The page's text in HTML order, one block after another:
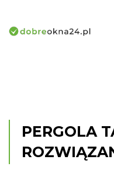
PERGOLA